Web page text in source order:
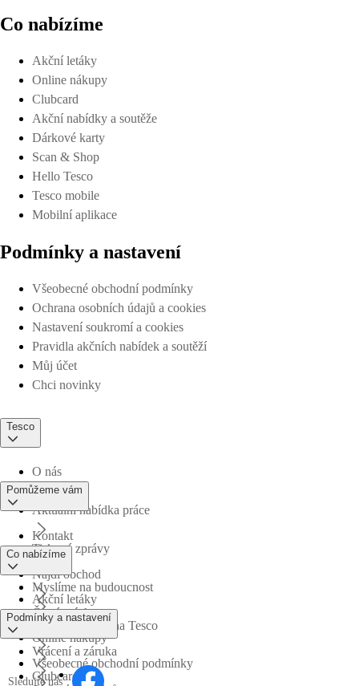
Co nabízíme
Akční letáky
Online nákupy
Clubcard
Akční nabídky a soutěže
Dárkové karty
Scan & Shop
Hello Tesco
Tesco mobile
Mobilní aplikace
Podmínky a nastavení
Všeobecné obchodní podmínky
Ochrana osobních údajů a cookies
Nastavení soukromí a cookies
Pravidla akčních nabídek a soutěží
Můj účet
Chci novinky
Tesco
O nás
Aktuální nabídka práce
Tiskové zprávy
Myslíme na budoucnost
Obchodní skupina Tesco
Pomůžeme vám
Kontakt
Najdi obchod
Časté otázky
Vrácení a záruka
Co nabízíme
Akční letáky
Online nákupy
Clubcard
Podmínky a nastavení
Všeobecné obchodní podmínky
Sledujte nás